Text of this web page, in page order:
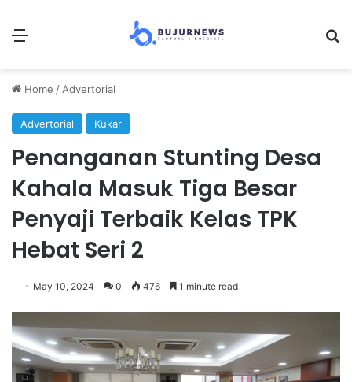
Menu
Home / Advertorial
Advertorial Kukar
Penanganan Stunting Desa
Kahala Masuk Tiga Besar
Penyaji Terbaik Kelas TPK
Hebat Seri 2
May 10, 2024 0 476 1 minute read